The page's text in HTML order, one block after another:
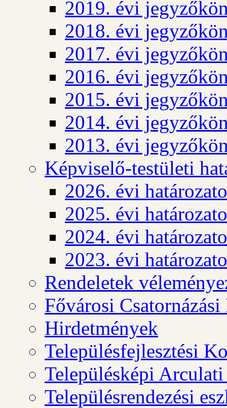
2019. évi
2018. évi
2017. évi
2016. évi
2015. évi
2014. évi
2013. évi
Képviselő-testületi
2026. évi
2025. évi
2024. évi
2023. évi
Rendeletek
Fővárosi
Hirdetmények
Településfejlesztési
Településképi
Településrendezési